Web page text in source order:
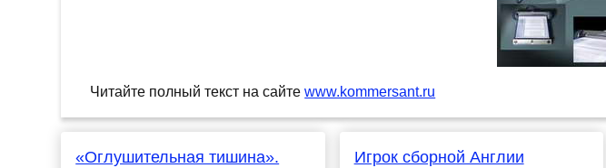
Читайте полный текст на сайтеwww.kommersant.ru
«Оглушительная тишина».
Игрок сборной Англии